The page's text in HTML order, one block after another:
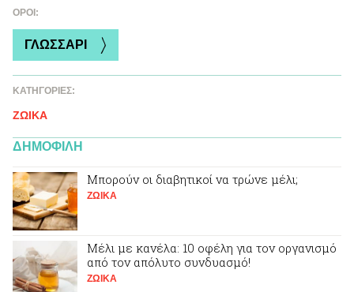
ΌΡΟΙ:
ΓΛΩΣΣΑΡΙ
ΚΑΤΗΓΟΡΙΕΣ:
ΖΩΙΚA
ΔΗΜΟΦΙΛΗ
Μπορούν οι διαβητικοί να τρώνε μέλι;
ΖΩΙΚA
Μέλι με κανέλα: 10 οφέλη για τον οργανισμό
από τον απόλυτο συνδυασμό!
ΖΩΙΚA